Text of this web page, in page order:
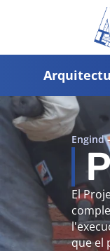
Engind
El
que el